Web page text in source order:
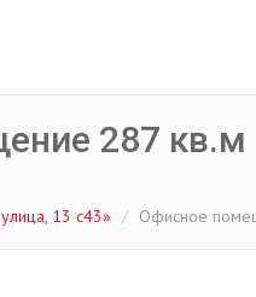
287 кв.м
13 с43» Офисное